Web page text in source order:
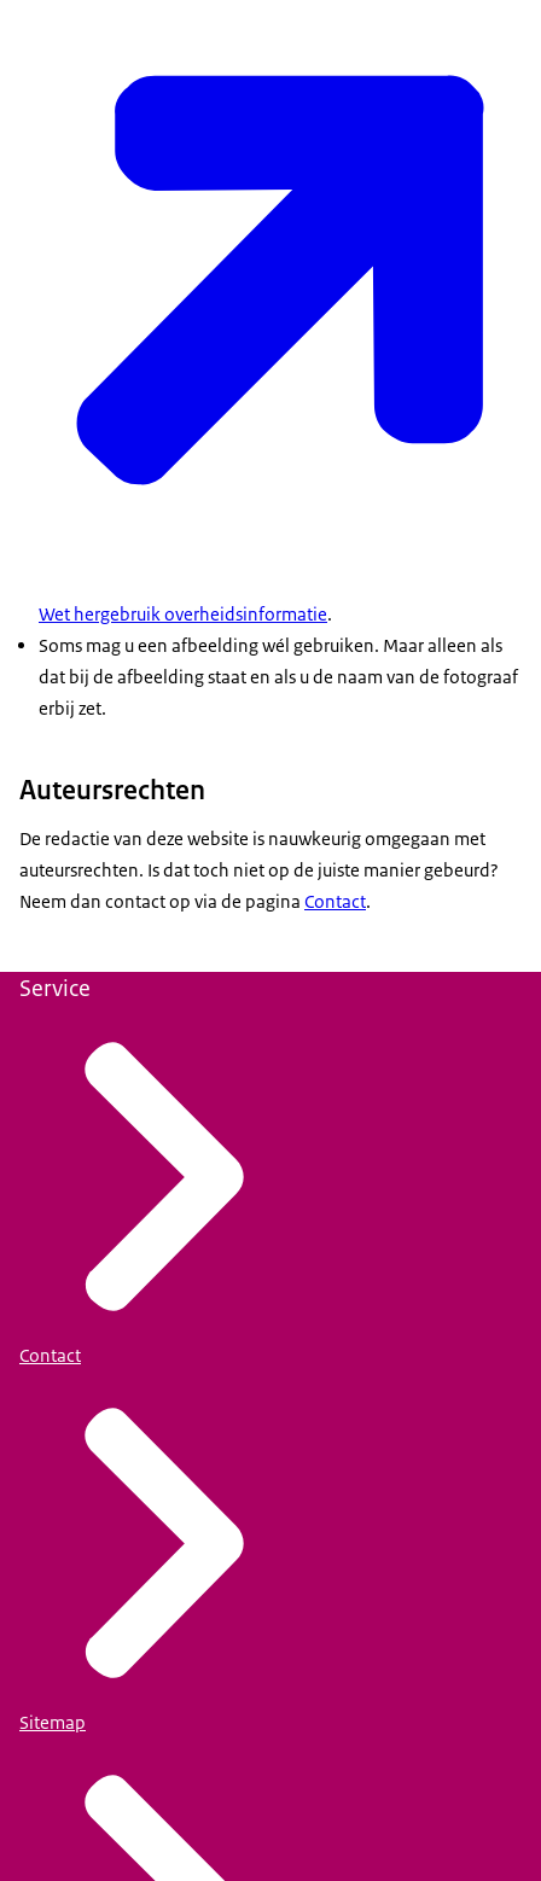
Wet hergebruik overheidsinformatie.
Soms mag u een afbeelding wél gebruiken. Maar alleen als
dat bij de afbeelding staat en als u de naam van de fotograaf
erbij zet.
Auteursrechten
De redactie van deze website is nauwkeurig omgegaan met
auteursrechten. Is dat toch niet op de juiste manier gebeurd?
Neem dan contact op via de pagina Contact.
Service
Contact
Sitemap